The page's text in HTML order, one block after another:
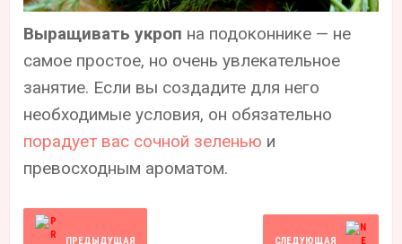
Выращивать укроп на подоконнике — не
самое простое, но очень увлекательное
занятие. Если вы создадите для него
необходимые условия, он обязательно
порадует вас сочной зеленью и
превосходным ароматом.
ПРЕДЫДУЩАЯ СЛЕДУЮЩАЯ